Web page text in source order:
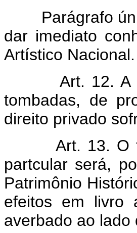
Parágrafo
dar imediato
Artístico Nacional.
Art. 12. A
tombadas, de
direito privado
Art. 13. O
partcular será,
Patrimônio
efeitos em livro
averbado ao